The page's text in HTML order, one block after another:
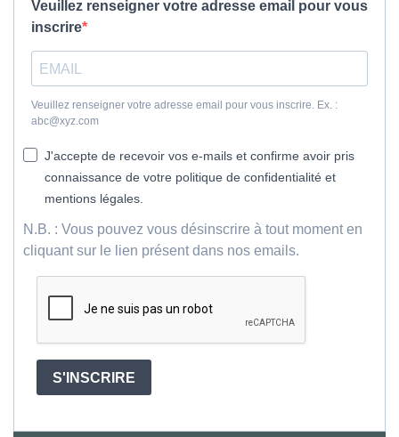
Veuillez renseigner votre adresse email pour vous
inscrire
Veuillez renseigner votre adresse email pour vous inscrire. Ex. :
abc@xyz.com
J'accepte de recevoir vos e-mails et confirme avoir pris
connaissance de votre politique de confidentialité et
mentions légales.
N.B. : Vous pouvez vous désinscrire à tout moment en
cliquant sur le lien présent dans nos emails.
S'INSCRIRE